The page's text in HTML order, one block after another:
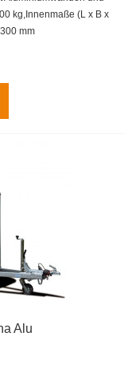
kg,Innenmaße (L x B x
mm
Alu